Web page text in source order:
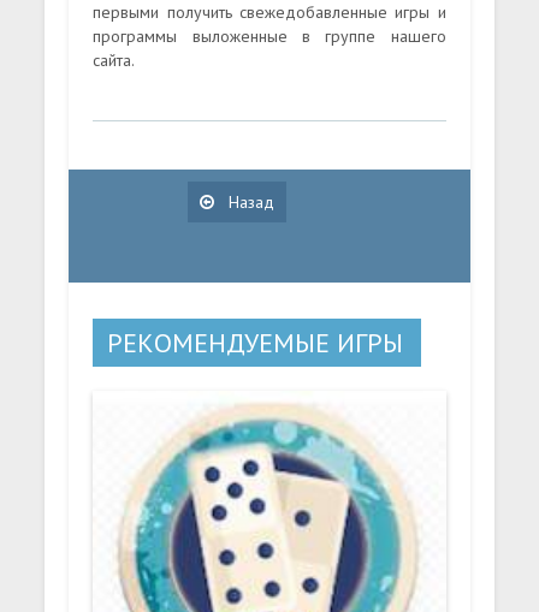
первыми получить свежедобавленные игры и
программы выложенные в группе нашего
сайта.
Назад
РЕКОМЕНДУЕМЫЕ ИГРЫ